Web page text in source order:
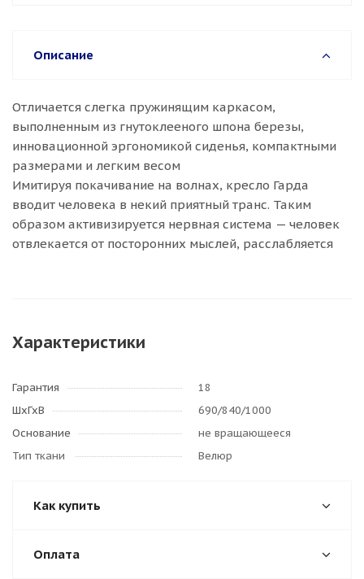
Описание
Отличается слегка пружинящим каркасом,
выполненным из гнутоклееного шпона березы,
инновационной эргономикой сиденья, компактными
размерами и легким весом
Имитируя покачивание на волнах, кресло Гарда
вводит человека в некий приятный транс. Таким
образом активизируется нервная система — человек
отвлекается от посторонних мыслей, расслабляется
Характеристики
Гарантия
18
ШхГхВ
690/840/1000
Основание
не вращающееся
Тип ткани
Велюр
Как купить
Оплата